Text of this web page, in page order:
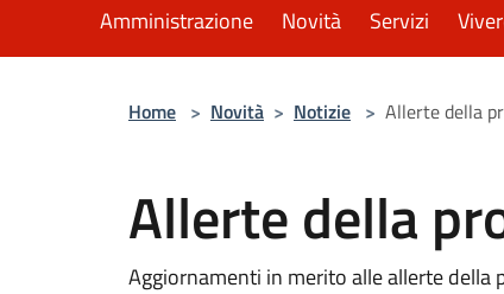
Amministrazione Novità Servizi
Home > Novità > Notizie > Allerte della
Allerte della
Aggiornamenti in merito alle allerte della